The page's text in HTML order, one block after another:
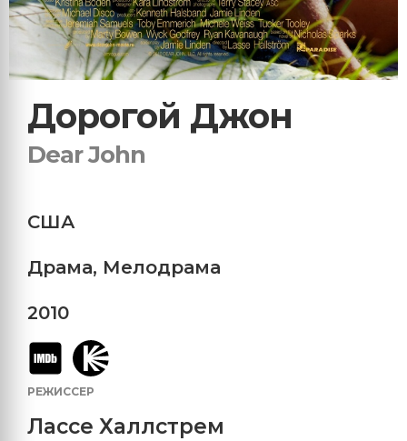
Дорогой Джон
Dear John
США
Драма, Мелодрама
2010
РЕЖИССЕР
Лассе Халлстрем